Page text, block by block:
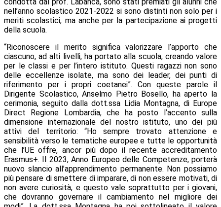
nell’anno scolastico 2021-2022 si sono distinti non solo per i
meriti scolastici, ma anche per la partecipazione ai progetti
della scuola.
“Riconoscere il merito significa valorizzare l’apporto che
ciascuno, ad alti livelli, ha portato alla scuola, creando valore
per le classi e per l’intero istituto. Questi ragazzi non sono
delle eccellenze isolate, ma sono dei leader, dei punti di
riferimento per i propri coetanei”. Con queste parole il
Dirigente Scolastico, Anselmo Pietro Bosello, ha aperto la
cerimonia, seguito dalla dott.ssa Lidia Montagna, di Europe
Direct Regione Lombardia, che ha posto l’accento sulla
dimensione internazionale del nostro istituto, uno dei più
attivi del territorio: “Ho sempre trovato attenzione e
sensibilità verso le tematiche europee e tutte le opportunità
che l’UE offre, ancor più dopo il recente accreditamento
Erasmus+. Il 2023, Anno Europeo delle Competenze, porterà
nuovo slancio all’apprendimento permanente. Non possiamo
più pensare di smettere di imparare, di non essere motivati, di
non avere curiosità, e questo vale soprattutto per i giovani,
che dovranno governare il cambiamento nel migliore dei